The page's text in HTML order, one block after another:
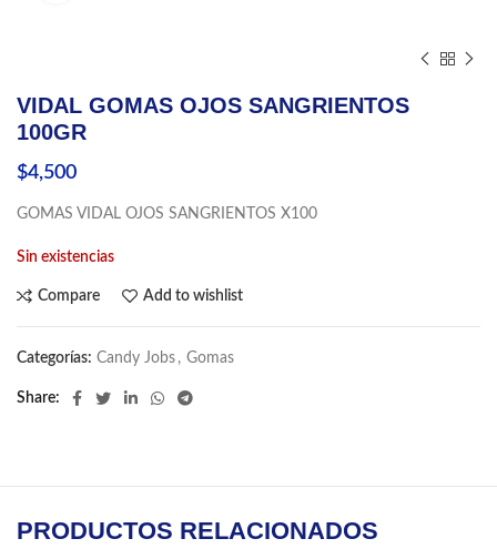
VIDAL GOMAS OJOS SANGRIENTOS
100GR
$4,500
GOMAS VIDAL OJOS SANGRIENTOS X100
Sin existencias
Compare Add to wishlist
Categorías: Candy Jobs , Gomas
Share
PRODUCTOS RELACIONADOS